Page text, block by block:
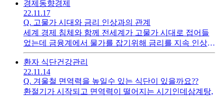
경제동향경제
22.11.17
Q. 고물가 시대와 금리 인상과의 관계
세계 경제 침체와 함께 전세계가 고물가 시대로 접어들
었는데 금융계에서 물가를 잡기위해 금리를 지속 인상하
는데??? 금리 인상을 하면 어떤 원리로 물가가 잡히는지
궁금합니다
환자 식단건강관리
22.11.14
Q. 겨울철 면역력을 높일수 있는 식단이 있을까요??
환절기가 시작되고 면역력이 떨어지는 시기인데삼계탕,